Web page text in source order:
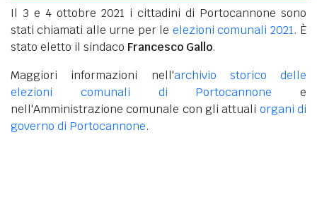
Il 3 e 4 ottobre 2021 i cittadini di Portocannone sono
stati chiamati alle urne per le elezioni comunali 2021. È
stato eletto il sindaco Francesco Gallo.
Maggiori informazioni nell'archivio storico delle
elezioni comunali di Portocannone e
nell'Amministrazione comunale con gli attuali organi di
governo di Portocannone.